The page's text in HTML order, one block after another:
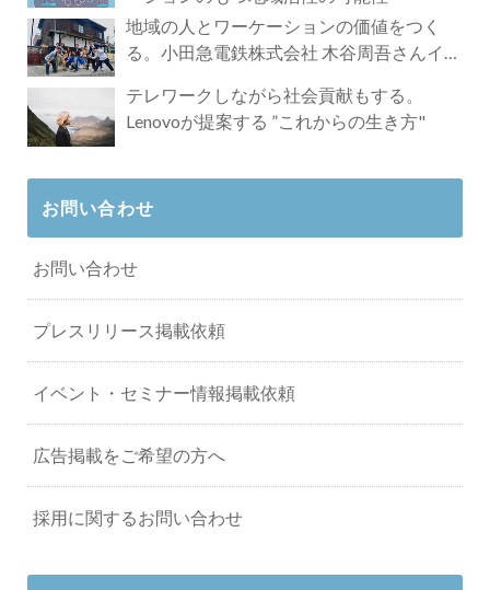
地域の人とワーケーションの価値をつく
る。小田急電鉄株式会社 木谷周吾さんイン
テレワークしながら社会貢献もする。
Lenovoが提案する ”これからの生き方"
お問い合わせ
お問い合わせ
プレスリリース掲載依頼
イベント・セミナー情報掲載依頼
広告掲載をご希望の方へ
採用に関するお問い合わせ